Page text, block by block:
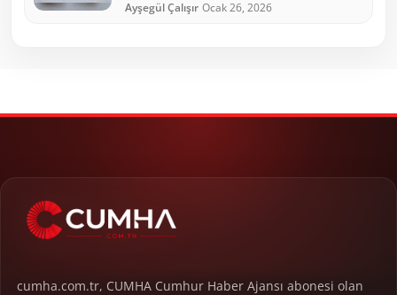
Ayşegül Çalışır Ocak 26, 2026
cumha.com.tr, CUMHA Cumhur Haber Ajansı abonesi olan